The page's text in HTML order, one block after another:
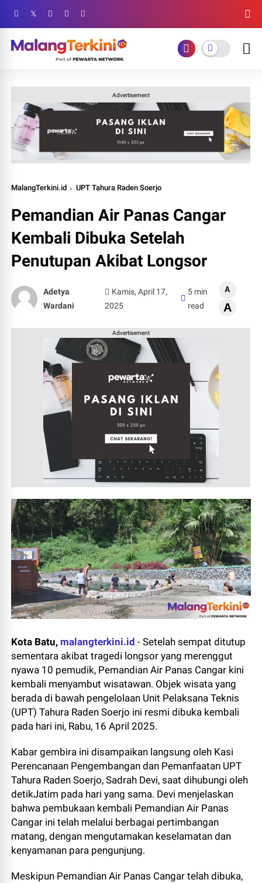
Advertisement
MalangTerkini.id UPT Tahura Raden Soerjo
Pemandian Air Panas Cangar
Kembali Dibuka Setelah
Penutupan Akibat Longsor
Adetya
Wardani
Kamis, April 17,
2025
5 min
read
A
A
Advertisement
Kota Batu, malangterkini.id -Setelah sempat ditutup
sementara akibat tragedi longsor yang merenggut
nyawa 10 pemudik, Pemandian Air Panas Cangar kini
kembali menyambut wisatawan. Objek wisata yang
berada di bawah pengelolaan Unit Pelaksana Teknis
(UPT) Tahura Raden Soerjo ini resmi dibuka kembali
pada hari ini, Rabu, 16 April 2025.
Kabar gembira ini disampaikan langsung oleh Kasi
Perencanaan Pengembangan dan Pemanfaatan UPT
Tahura Raden Soerjo, Sadrah Devi, saat dihubungi oleh
detikJatim pada hari yang sama. Devi menjelaskan
bahwa pembukaan kembali Pemandian Air Panas
Cangar ini telah melalui berbagai pertimbangan
matang, dengan mengutamakan keselamatan dan
kenyamanan para pengunjung.
Meskipun Pemandian Air Panas Cangar telah dibuka,